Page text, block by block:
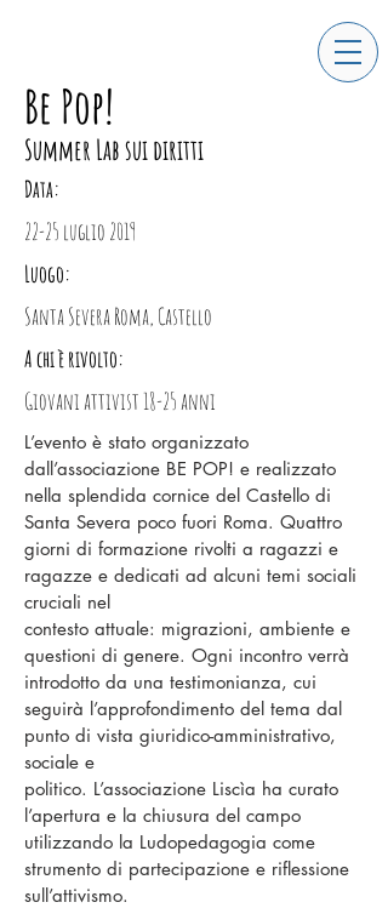
Be Pop!
Summer Lab sui diritti
Data:
22-25 luglio 2019
Luogo:
Santa Severa Roma, Castello
A chi è rivolto:
Giovani attivist 18-25 anni
L’evento è stato organizzato
dall’associazione BE POP! e realizzato
nella splendida cornice del Castello di
Santa Severa poco fuori Roma. Quattro
giorni di formazione rivolti a ragazzi e
ragazze e dedicati ad alcuni temi sociali
cruciali nel
contesto attuale: migrazioni, ambiente e
questioni di genere. Ogni incontro verrà
introdotto da una testimonianza, cui
seguirà l’approfondimento del tema dal
punto di vista giuridico-amministrativo,
sociale e
politico. L’associazione Liscìa ha curato
l’apertura e la chiusura del campo
utilizzando la Ludopedagogia come
strumento di partecipazione e riflessione
sull’attivismo.